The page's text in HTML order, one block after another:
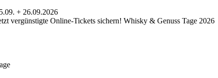
+ 26.09.2026
vergünstigte Online-Tickets sichern! Whisky & Genuss Tage 2026